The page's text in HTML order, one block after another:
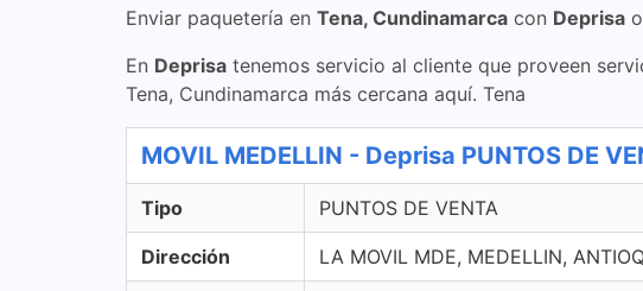
Enviar paquetería en Tena, Cundinamarca con Deprisa
En Deprisa tenemos servicio al cliente que proveen
Tena, Cundinamarca más cercana aquí. Tena
MOVIL MEDELLIN - Deprisa PUNTOS DE
Tipo PUNTOS DE VENTA
Dirección LA MOVIL MDE, MEDELLIN,